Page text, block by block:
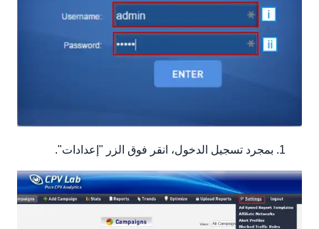
بمجرد تسجيل الدخول، انقر فوق الزر "إعدادات".